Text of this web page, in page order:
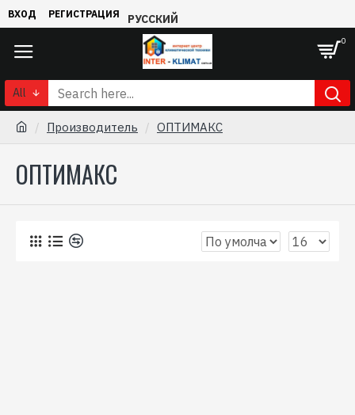
ВХОД РЕГИСТРАЦИЯ РУССКИЙ
0
All
Производитель ОПТИМАКС
ОПТИМАКС